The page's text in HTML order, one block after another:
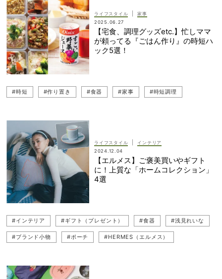
ライフスタイル
家事
2025.06.27
【宅食、調理グッズetc.】忙しママ
が頼ってる『ごはん作り』の時短ハ
ック5選！
#時短 #作り置き #食器 #家事 #時短調理
ライフスタイル
インテリア
2024.12.04
【エルメス】ご褒美買いやギフト
に！上質な「ホームコレクション」
4選
#インテリア #ギフト（プレゼント） #食器 #浅見れいな
#ブランド小物 #ポーチ #HERMES（エルメス）